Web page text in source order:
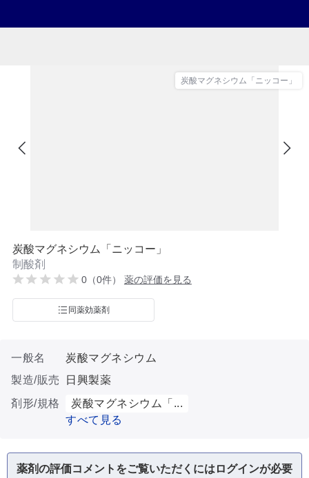
炭酸マグネシウム「ニッコー」
炭酸マグネシウム「ニッコー」
制酸剤
0（0件） 薬の評価を見る
同薬効薬剤
一般名
炭酸マグネシウム
製造/販売
日興製薬
剤形/規格
炭酸マグネシウム「...
すべて見る
薬剤の評価コメントをご覧いただくにはログインが必要